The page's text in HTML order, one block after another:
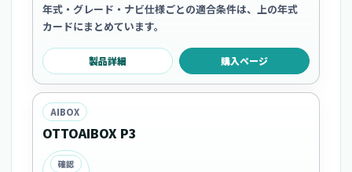
年式・グレード・ナビ仕様ごとの適合条件は、上の年式
カードにまとめています。
製品詳細 購入ページ
AIBOX
OTTOAIBOX P3
確認